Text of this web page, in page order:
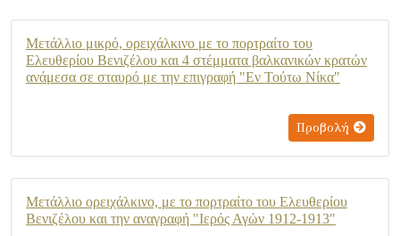
Μετάλλιο μικρό, ορειχάλκινο με το πορτραίτο του
Ελευθερίου Βενιζέλου και 4 στέμματα βαλκανικών κρατών
ανάμεσα σε σταυρό με την επιγραφή "Εν Τούτω Νίκα"
Προβολή
Μετάλλιο ορειχάλκινο, με το πορτραίτο του Ελευθερίου
Βενιζέλου και την αναγραφή "Ιερός Αγών 1912-1913"